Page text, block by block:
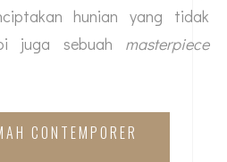
hunian yang tidak
juga sebuah masterpiece
CONTEMPORER